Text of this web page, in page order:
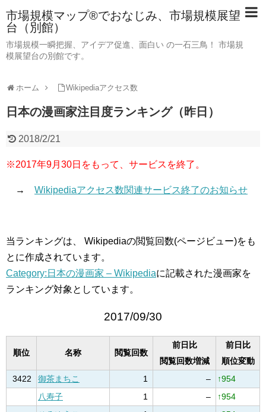
市場規模マップ®でおなじみ、市場規模展望
台（別館）
市場規模一瞬把握、アイデア促進、面白い の一石三鳥！ 市場規
模展望台の別館です。
ホーム Wikipediaアクセス数
日本の漫画家注目度ランキング（昨日）
2018/2/21
※2017年9月30日をもって、サービスを終了。
→ Wikipediaアクセス数関連サービス終了のお知らせ
当ランキングは、 Wikipediaの閲覧回数(ページビュー)をも
とに作成されています。
Category:日本の漫画家 – Wikipediaに記載された漫画家を
ランキング対象としています。
2017/09/30
順位 名称 閲覧回数
前日比
閲覧回数増減
前日比
順位変動
3422
御茶まちこ 1 –
↑954
八寿子
1 –
↑954